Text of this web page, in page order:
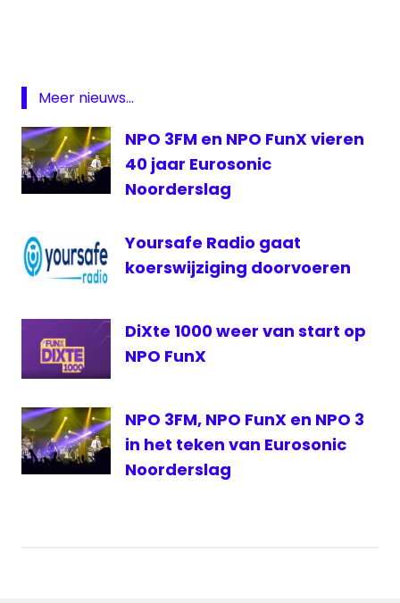
RTL
Night
Telefoongids
ZTE
Meer nieuws...
NPO 3FM en NPO FunX vieren
40 jaar Eurosonic
Noorderslag
Yoursafe Radio gaat
koerswijziging doorvoeren
DiXte 1000 weer van start op
NPO FunX
NPO 3FM, NPO FunX en NPO 3
in het teken van Eurosonic
Noorderslag